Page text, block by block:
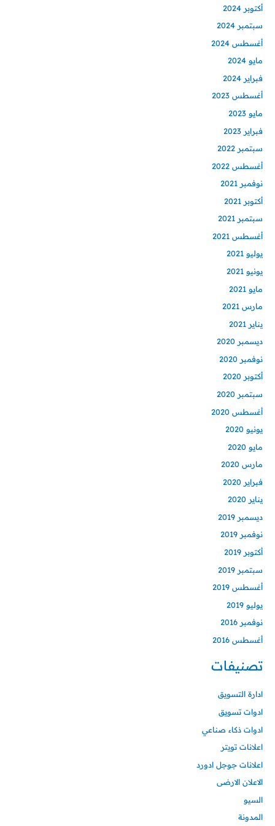
أكتوبر 2024
سبتمبر 2024
أغسطس 2024
مايو 2024
فبراير 2024
أغسطس 2023
مايو 2023
فبراير 2023
سبتمبر 2022
أغسطس 2022
نوفمبر 2021
أكتوبر 2021
سبتمبر 2021
أغسطس 2021
يوليو 2021
يونيو 2021
مايو 2021
مارس 2021
يناير 2021
ديسمبر 2020
نوفمبر 2020
أكتوبر 2020
سبتمبر 2020
أغسطس 2020
يونيو 2020
مايو 2020
مارس 2020
فبراير 2020
يناير 2020
ديسمبر 2019
نوفمبر 2019
أكتوبر 2019
سبتمبر 2019
أغسطس 2019
يوليو 2019
نوفمبر 2016
أغسطس 2016
تصنيفات
ادارة التسويق
ادوات تسويق
ادوات ذكاء صناعي
اعلانات تويتر
اعلانات جوجل ادورد
الاعلان الارضى
السيو
المدونة